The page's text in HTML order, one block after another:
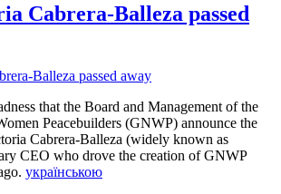
Cabrera-Balleza passed
that the Board and Management of the
Peacebuilders (GNWP) announce the
Cabrera-Balleza (widely known as
CEO who drove the creation of GNWP
українською